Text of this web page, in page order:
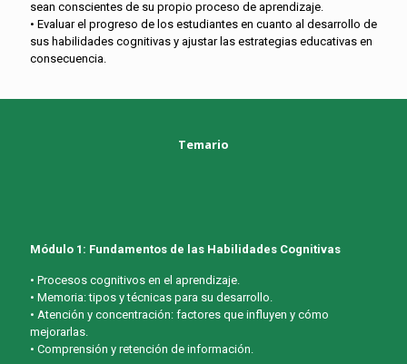
sean conscientes de su propio proceso de aprendizaje.
• Evaluar el progreso de los estudiantes en cuanto al desarrollo de
sus habilidades cognitivas y ajustar las estrategias educativas en
consecuencia.
Temario
Módulo 1: Fundamentos de las Habilidades Cognitivas
• Procesos cognitivos en el aprendizaje.
• Memoria: tipos y técnicas para su desarrollo.
• Atención y concentración: factores que influyen y cómo
mejorarlas.
• Comprensión y retención de información.